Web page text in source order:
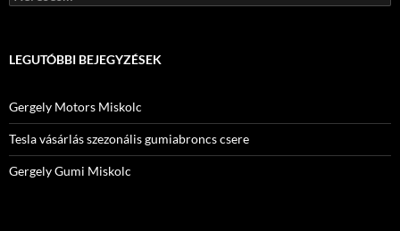
LEGUTÓBBI BEJEGYZÉSEK
Gergely Motors Miskolc
Tesla vásárlás szezonális gumiabroncs csere
Gergely Gumi Miskolc